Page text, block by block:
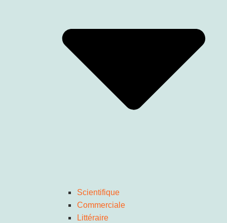
Scientifique
Commerciale
Littéraire